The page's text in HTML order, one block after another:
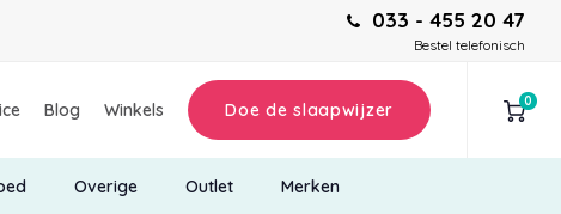
033 - 455 20 47
Bestel telefonisch
Blog Winkels Doe de slaapwijzer 0
Overige Outlet Merken